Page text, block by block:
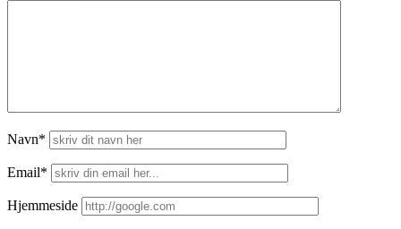
Navn*
Email*
Hjemmeside